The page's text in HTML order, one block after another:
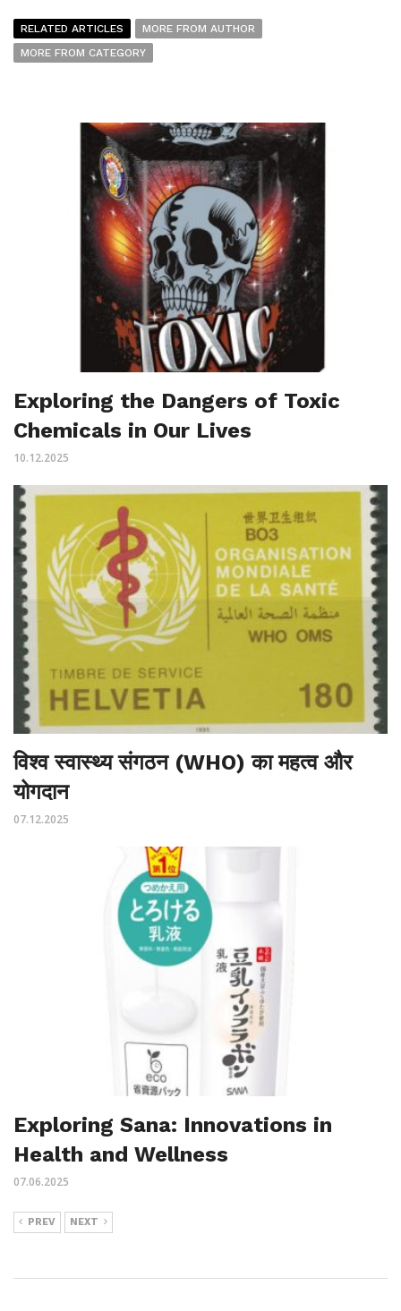
RELATED ARTICLES
MORE FROM AUTHOR
MORE FROM CATEGORY
Exploring the Dangers of Toxic
Chemicals in Our Lives
10.12.2025
विश्व स्वास्थ्य संगठन (WHO) का महत्व और
योगदान
07.12.2025
Exploring Sana: Innovations in
Health and Wellness
07.06.2025
PREV NEXT